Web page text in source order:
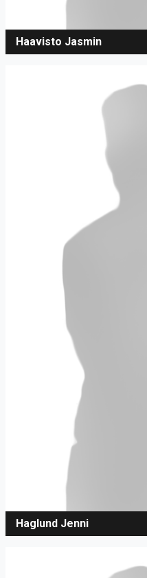
Haavisto Jasmin
Haglund Jenni